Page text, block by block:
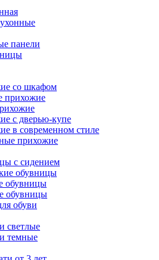
панели
со шкафом
прихожие
с дверью-купе
в современном стиле
прихожие
с сидением
обувницы
обувницы
обувницы
обуви
светлые
темные